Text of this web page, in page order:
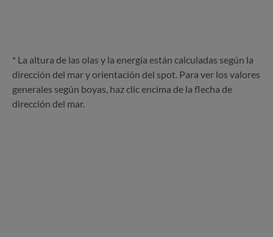
* La altura de las olas y la energía están calculadas según la
dirección del mar y orientación del spot. Para ver los valores
generales según boyas, haz clic encima de la flecha de
dirección del mar.